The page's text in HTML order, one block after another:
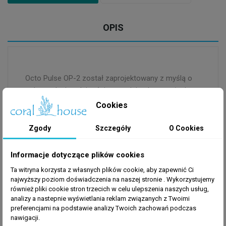
OPIS
Octo Pulse OP-2 został zaprojektowany z myślą o
maksymalnej wydajności przy minimalnym zużyciu
energii. To zaawansowane urządzenie wykorzystuje
zaawansowane silniki, które zapewniają wysoką
wydajność i niezawodność pracy. Ponadto, jego
konstrukcja jest kompaktowa i dyskretna, co pozwala
na dyskretną integrację z układem akwarium.
zaawansowany kontroler, który umożliwia
dostosowanie parametrów przepływu wody do
indywidualnych preferencji użytkownika oraz
sterowania dwoma pompami przy użyciu 1
urządzenia. W ten sposób akwarysta ma pełną
Cookies
Zgody Szczegóły O Cookies
Informacje dotyczące plików cookies
Ta witryna korzysta z własnych plików cookie, aby zapewnić Ci
najwyższy poziom doświadczenia na naszej stronie . Wykorzystujemy
również pliki cookie stron trzecich w celu ulepszenia naszych usług,
analizy a nastepnie wyświetlania reklam związanych z Twoimi
preferencjami na podstawie analizy Twoich zachowań podczas
nawigacji.